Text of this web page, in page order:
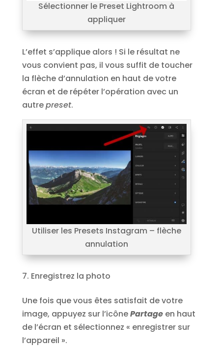
Sélectionner le Preset Lightroom à
appliquer
L’effet s’applique alors ! Si le résultat ne
vous convient pas, il vous suffit de toucher
la flèche d’annulation en haut de votre
écran et de répéter l’opération avec un
autrepreset.
Utiliser les Presets Instagram – flèche
annulation
Enregistrez la photo
Une fois que vous êtes satisfait de votre
image, appuyez sur l’icônePartageen haut
de l’écran et sélectionnez « enregistrer sur
l’appareil ».